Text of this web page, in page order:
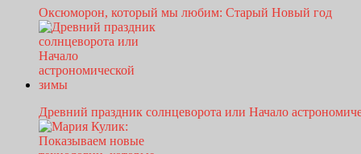
Оксюморон, который мы любим: Старый Новый год
Древний праздник солнцеворота или Начало